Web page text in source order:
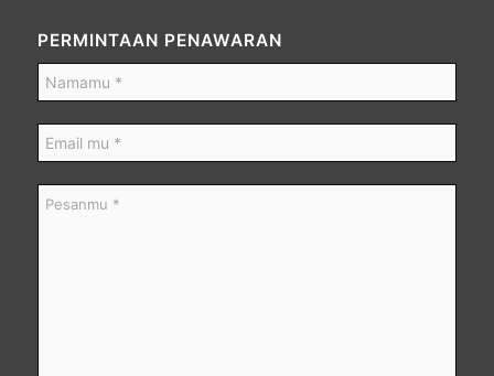
PERMINTAAN PENAWARAN